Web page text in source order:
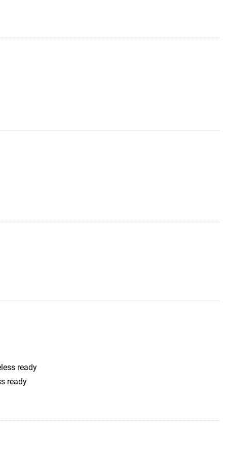
ready
ready